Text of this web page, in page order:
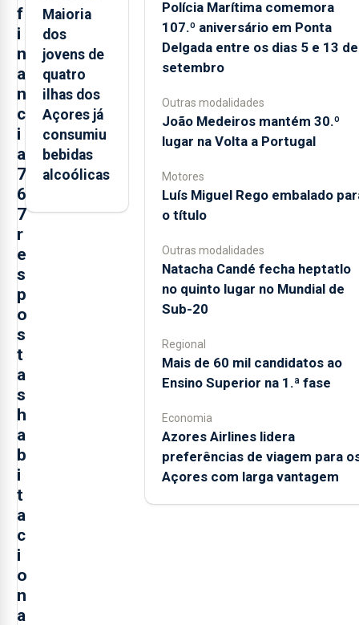
f
i
n
a
n
c
i
a
7
6
7
r
e
s
p
o
s
t
a
s
h
a
b
i
t
a
c
i
o
n
a
Maioria
dos
jovens de
quatro
ilhas dos
Açores já
consumiu
bebidas
alcoólicas
Polícia Marítima comemora
107.º aniversário em Ponta
Delgada entre os dias 5 e 13 de
setembro
Outras modalidades
João Medeiros mantém 30.º
lugar na Volta a Portugal
Motores
Luís Miguel Rego embalado
o título
Outras modalidades
Natacha Candé fecha heptatlo
no quinto lugar no Mundial de
Sub-20
Regional
Mais de 60 mil candidatos ao
Ensino Superior na 1.ª fase
Economia
Azores Airlines lidera
preferências de viagem para
Açores com larga vantagem